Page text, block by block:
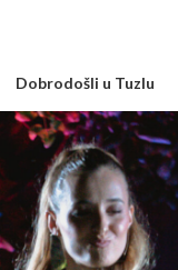
Dobrodošli u Tuzlu